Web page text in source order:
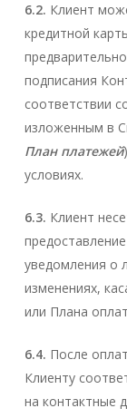
6.2. Клиент
кредитной
подписания
соответствии
изложенным в
План платежей
условиях.
6.3. Клиент
уведомления о
изменениях,
или Плана
6.4. После
Клиенту
на контактные